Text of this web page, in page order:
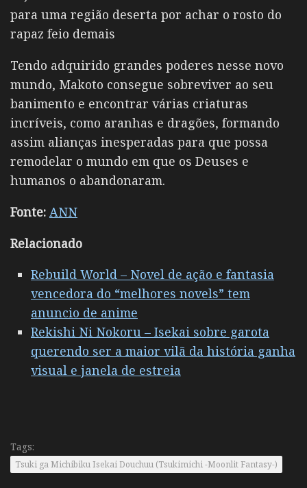
para uma região deserta por achar o rosto do
rapaz feio demais
Tendo adquirido grandes poderes nesse novo
mundo, Makoto consegue sobreviver ao seu
banimento e encontrar várias criaturas
incríveis, como aranhas e dragões, formando
assim alianças inesperadas para que possa
remodelar o mundo em que os Deuses e
humanos o abandonaram.
Fonte: ANN
Relacionado
Rebuild World – Novel de ação e fantasia
vencedora do “melhores novels” tem
anuncio de anime
Rekishi Ni Nokoru – Isekai sobre garota
querendo ser a maior vilã da história ganha
visual e janela de estreia
Tags:
Tsuki ga Michibiku Isekai Douchuu (Tsukimichi -Moonlit Fantasy-)